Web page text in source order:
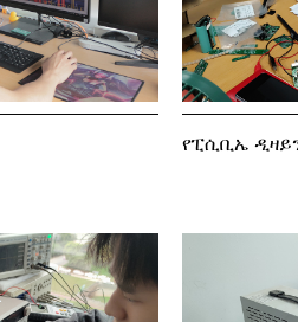
የፒሲቢኤ